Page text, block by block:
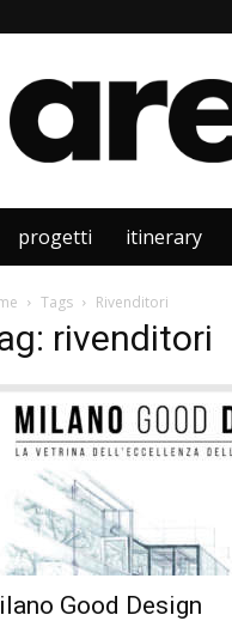
Area
progetti itinerary
Tags Rivenditori
rivenditori
Good Design